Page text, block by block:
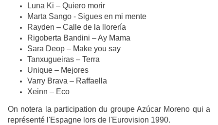
Luna Ki – Quiero morir
Marta Sango - Sigues en mi mente
Rayden – Calle de la llorería
Rigoberta Bandini – Ay Mama
Sara Deop – Make you say
Tanxugueiras – Terra
Unique – Mejores
Varry Brava – Raffaella
Xeinn – Eco
On notera la participation du groupe Azúcar Moreno qui a
représenté l'Espagne lors de l'Eurovision 1990.